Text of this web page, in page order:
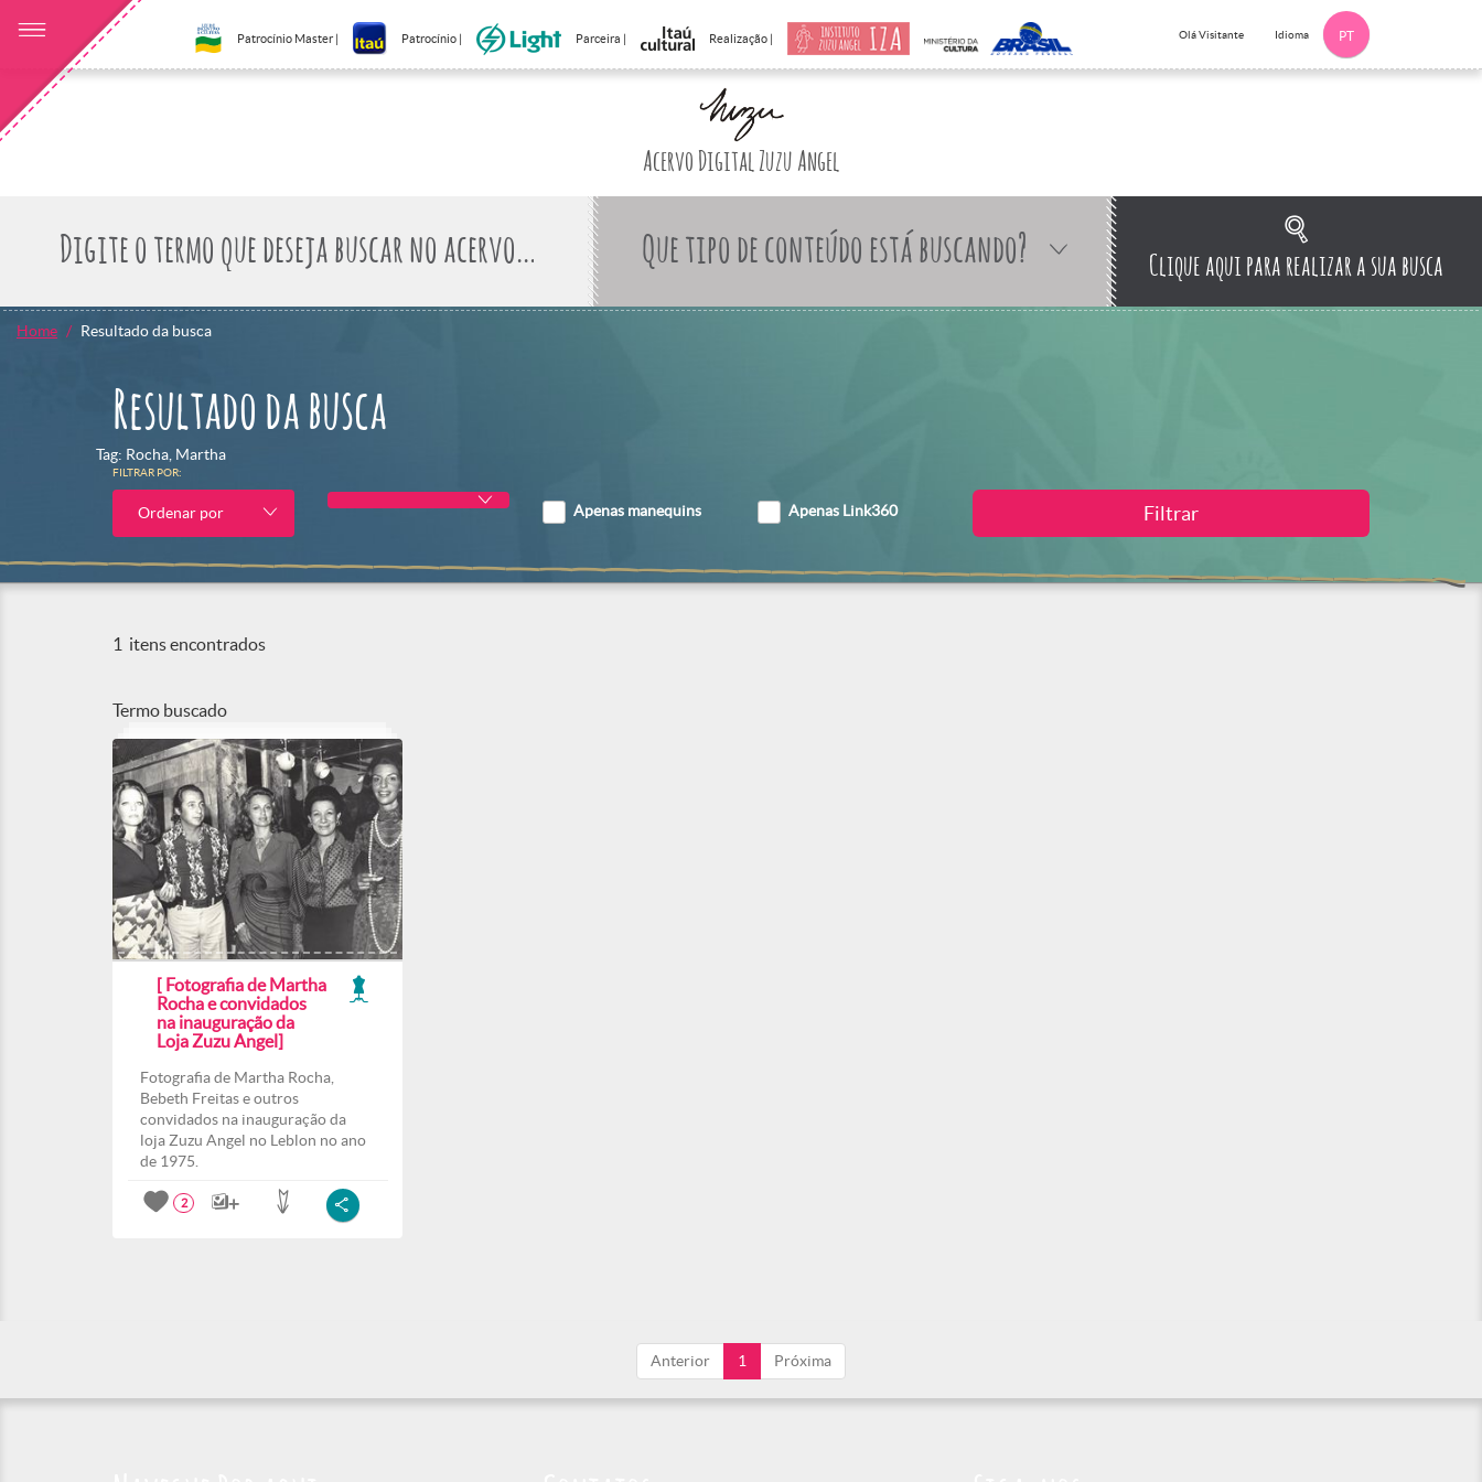
Patrocínio Master | Patrocínio | Parceira | Realização | Olá Visitante Idioma PT
Acervo Digital Zuzu Angel
Que tipo de conteúdo está buscando? Clique aqui para realizar a sua busca
Home Resultado da busca
Resultado da busca
Tag: Rocha, Martha
FILTRAR POR:
Ordenar por Apenas manequins Apenas Link360
1 itens encontrados
Termo buscado
[ Fotografia de Martha
Rocha e convidados
na inauguração da
Loja Zuzu Angel]
Fotografia de Martha Rocha,
Bebeth Freitas e outros
convidados na inauguração da
loja Zuzu Angel no Leblon no ano
de 1975.
2
Anterior 1 Próxima